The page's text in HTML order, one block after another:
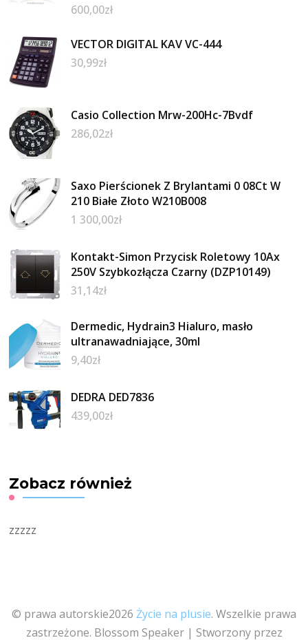
600,00zł
VECTOR DIGITAL KAV VC-444
30,99zł
Casio Collection Mrw-200Hc-7Bvdf
286,02zł
Saxo Pierścionek Z Brylantami 0 08Ct W
210 Białe Złoto W210B008
1 300,00zł
Kontakt-Simon Przycisk Roletowy 10Ax
250V Szybkozłącza Czarny (DZP10149)
31,14zł
Dermedic, Hydrain3 Hialuro, masło
ultranawadniające, 30ml
9,40zł
DEDRA DED7836
439,00zł
Zobacz również
zzzzz
© prawa autorskie2026 Życie na plusie. Wszelkie prawa
zastrzeżone. Blossom Speaker | Stworzony przez